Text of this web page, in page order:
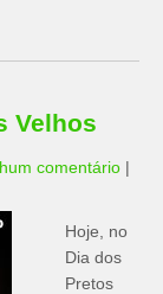
Velhos
comentário |
Hoje, no
Dia dos
Pretos